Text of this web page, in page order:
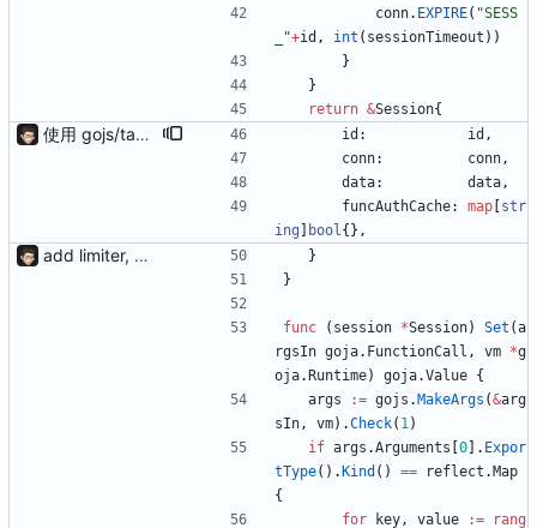
conn. EXPIRE( "SESS
_"+id , int ( sessionTimeout ) )
}
}
return &Session{
使用 gojs/task 代替内置任务 支持 load 加载的服务热更新（需配置hotLoad） 增强唯一id获取（使用新算法，依赖Redis） session支持基于细粒度权限匹配（传入支持的功能列表匹配） id : id ,
conn: conn,
data: data,
funcAuthCache: map str
ing
bool{ } ,
add limiter, verify, session, websocket ...
}
}
func ( session *Session) Set (a
rgsIn goja. FunctionCall , vm *g
oja. Runtime) goja.Value {
args
:= gojs . MakeArgs (&arg
sIn, vm) .Check( 1)
if args .Arguments 0 . Expor
tType( ) . Kind ( ) == reflect . Map
{
for
key, value :=
rang